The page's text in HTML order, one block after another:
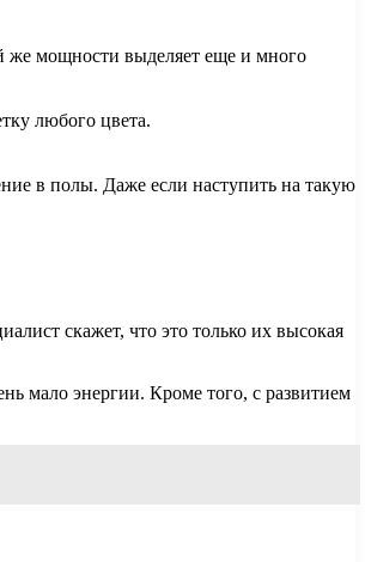
же мощности выделяет еще и много
любого цвета.
в полы. Даже если наступить на такую
скажет, что это только их высокая
мало энергии. Кроме того, с развитием